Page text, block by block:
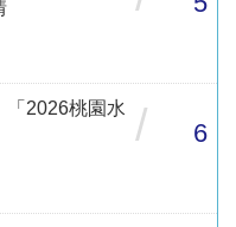
2026桃園水 / 6